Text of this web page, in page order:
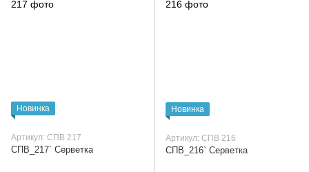
Новинка
Артикул: СПВ 217
СПВ_217` Серветка
Новинка
Артикул: СПВ 216
СПВ_216` Серветка